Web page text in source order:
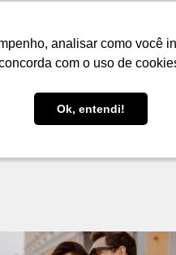
analisar como você
com o uso de
Ok, entendi!
analisar como você
com o uso de
Ok, entendi!
FIQUE POR DENTRO